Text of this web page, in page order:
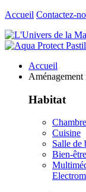
Accueil Contactez-
Accueil
Aménagement
Habitat
Chambre
Cuisine
Salle de
Bien-être